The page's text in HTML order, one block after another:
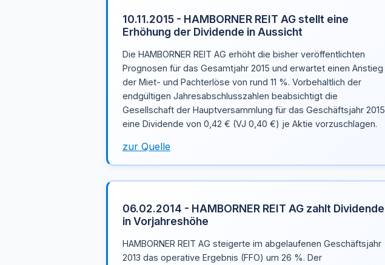
10.11.2015 - HAMBORNER REIT AG stellt eine
Erhöhung der Dividende in Aussicht
Die HAMBORNER REIT AG erhöht die bisher veröffentlichten
Prognosen für das Gesamtjahr 2015 und erwartet einen Anstieg
der Miet- und Pachterlöse von rund 11 %. Vorbehaltlich der
endgültigen Jahresabschlusszahlen beabsichtigt die
Gesellschaft der Hauptversammlung für das Geschäftsjahr 2015
eine Dividende von 0,42 € (VJ 0,40 €) je Aktie vorzuschlagen.
zur Quelle
06.02.2014 - HAMBORNER REIT AG zahlt Dividende
in Vorjahreshöhe
HAMBORNER REIT AG steigerte im abgelaufenen Geschäftsjahr
2013 das operative Ergebnis (FFO) um 26 %. Der